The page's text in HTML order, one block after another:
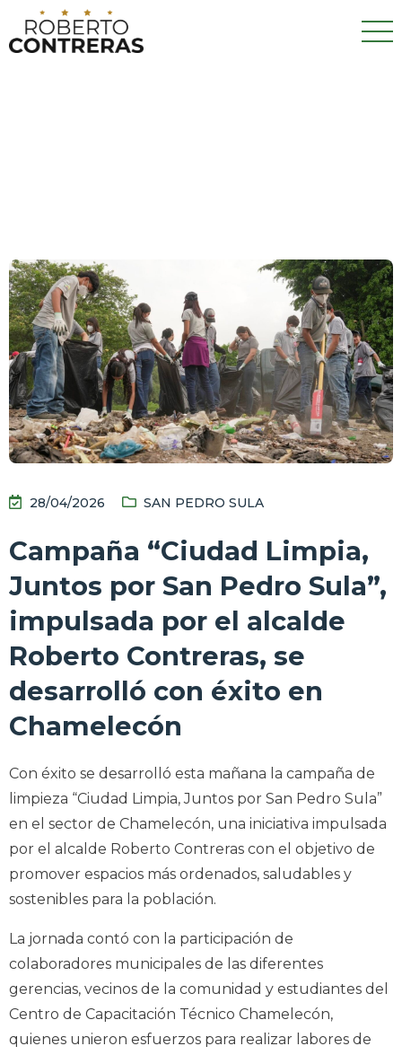
28/04/2026 SAN PEDRO SULA
Campaña “Ciudad Limpia,
Juntos por San Pedro Sula”,
impulsada por el alcalde
Roberto Contreras, se
desarrolló con éxito en
Chamelecón
Con éxito se desarrolló esta mañana la campaña de
limpieza “Ciudad Limpia, Juntos por San Pedro Sula”
en el sector de Chamelecón, una iniciativa impulsada
por el alcalde Roberto Contreras con el objetivo de
promover espacios más ordenados, saludables y
sostenibles para la población.
La jornada contó con la participación de
colaboradores municipales de las diferentes
gerencias, vecinos de la comunidad y estudiantes del
Centro de Capacitación Técnico Chamelecón,
quienes unieron esfuerzos para realizar labores de